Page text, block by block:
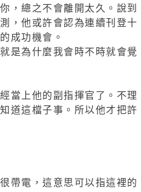
，總之不會離開太久。說到
，他或許會認為連續刊登十
成功機會。
是為什麼我會時不時就會覺
當上他的副指揮官了。不理
道這檔子事。所以他才把許
帶電，這意思可以指這裡的